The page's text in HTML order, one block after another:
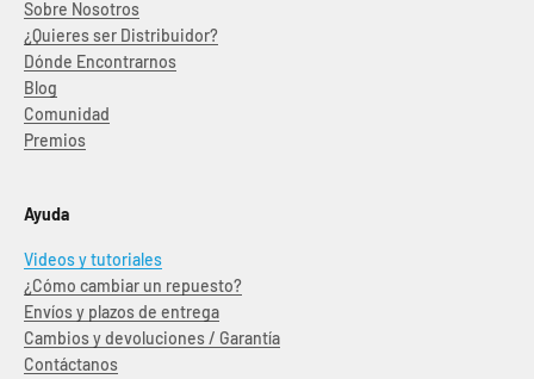
Sobre Nosotros
¿Quieres ser Distribuidor?
Dónde Encontrarnos
Blog
Comunidad
Premios
Ayuda
Videos y tutoriales
¿Cómo cambiar un repuesto?
Envíos y plazos de entrega
Cambios y devoluciones / Garantía
Contáctanos